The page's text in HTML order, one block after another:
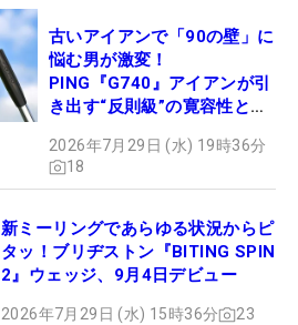
古いアイアンで「90の壁」に
悩む男が激変！
PING『G740』アイアンが引
き出す“反則級”の寛容性と飛
2026年7月29日 (水) 19時36分
18
新ミーリングであらゆる状況からピ
タッ！ブリヂストン『BITING SPIN
2』ウェッジ、9月4日デビュー
2026年7月29日 (水) 15時36分 23